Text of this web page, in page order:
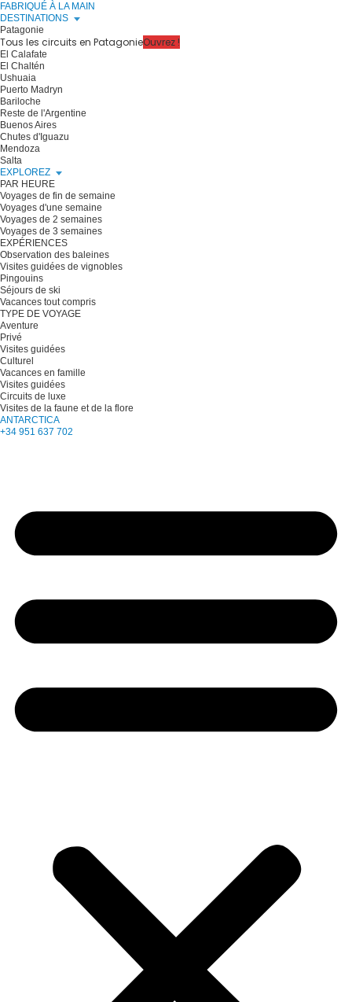
FABRIQUÉ À LA MAIN
DESTINATIONS
Patagonie
Tous les circuits en PatagonieOuvrez !
El Calafate
El Chaltén
Ushuaia
Puerto Madryn
Bariloche
Reste de l'Argentine
Buenos Aires
Chutes d'Iguazu
Mendoza
Salta
EXPLOREZ
PAR HEURE
Voyages de fin de semaine
Voyages d'une semaine
Voyages de 2 semaines
Voyages de 3 semaines
EXPÉRIENCES
Observation des baleines
Visites guidées de vignobles
Pingouins
Séjours de ski
Vacances tout compris
TYPE DE VOYAGE
Aventure
Privé
Visites guidées
Culturel
Vacances en famille
Visites guidées
Circuits de luxe
Visites de la faune et de la flore
ANTARCTICA
+34 951 637 702